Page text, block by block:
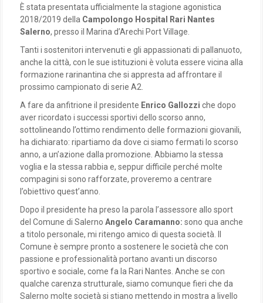
È stata presentata ufficialmente la stagione agonistica
2018/2019 della Campolongo Hospital Rari Nantes
Salerno, presso il Marina d’Arechi Port Village.
Tanti i sostenitori intervenuti e gli appassionati di pallanuoto,
anche la città, con le sue istituzioni è voluta essere vicina alla
formazione rarinantina che si appresta ad affrontare il
prossimo campionato di serie A2.
A fare da anfitrione il presidente Enrico Gallozzi che dopo
aver ricordato i successi sportivi dello scorso anno,
sottolineando l’ottimo rendimento delle formazioni giovanili,
ha dichiarato: ripartiamo da dove ci siamo fermati lo scorso
anno, a un’azione dalla promozione. Abbiamo la stessa
voglia e la stessa rabbia e, seppur difficile perché molte
compagini si sono rafforzate, proveremo a centrare
l’obiettivo quest’anno.
Dopo il presidente ha preso la parola l’assessore allo sport
del Comune di Salerno Angelo Caramanno: sono qua anche
a titolo personale, mi ritengo amico di questa società. Il
Comune è sempre pronto a sostenere le società che con
passione e professionalità portano avanti un discorso
sportivo e sociale, come fa la Rari Nantes. Anche se con
qualche carenza strutturale, siamo comunque fieri che da
Salerno molte società si stiano mettendo in mostra a livello